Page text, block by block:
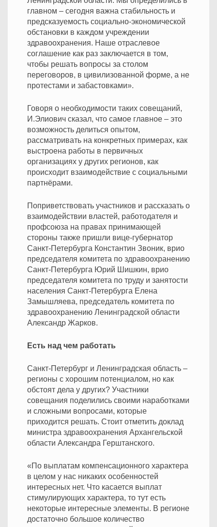
главном – сегодня важна стабильность и
предсказуемость социально-экономической
обстановки в каждом учреждении
здравоохранения. Наше отраслевое
соглашение как раз заключается в том,
чтобы решать вопросы за столом
переговоров, в цивилизованной форме, а не
протестами и забастовками».
Говоря о необходимости таких совещаний,
И.Элиович сказал, что самое главное – это
возможность делиться опытом,
рассматривать на конкретных примерах, как
выстроена работы в первичных
организациях у других регионов, как
происходит взаимодействие с социальными
партнёрами.
Поприветствовать участников и рассказать о
взаимодействии властей, работодателя и
профсоюза на правах принимающей
стороны также пришли вице-губернатор
Санкт-Петербурга Константин Звоник, врио
председателя комитета по здравоохранению
Санкт-Петербурга Юрий Шишкин, врио
председателя комитета по труду и занятости
населения Санкт-Петербурга Елена
Замышляева, председатель комитета по
здравоохранению Ленинградской области
Александр Жарков.
Есть над чем работать
Санкт-Петербург и Ленинградская область –
регионы с хорошим потенциалом, но как
обстоят дела у других? Участники
совещания поделились своими наработками
и сложными вопросами, которые
приходится решать. Стоит отметить доклад
министра здравоохранения Архангельской
области Александра Герштанского.
«По выплатам компенсационного характера
в целом у нас никаких особенностей
интересных нет. Что касается выплат
стимулирующих характера, то тут есть
некоторые интересные элементы. В регионе
достаточно большое количество